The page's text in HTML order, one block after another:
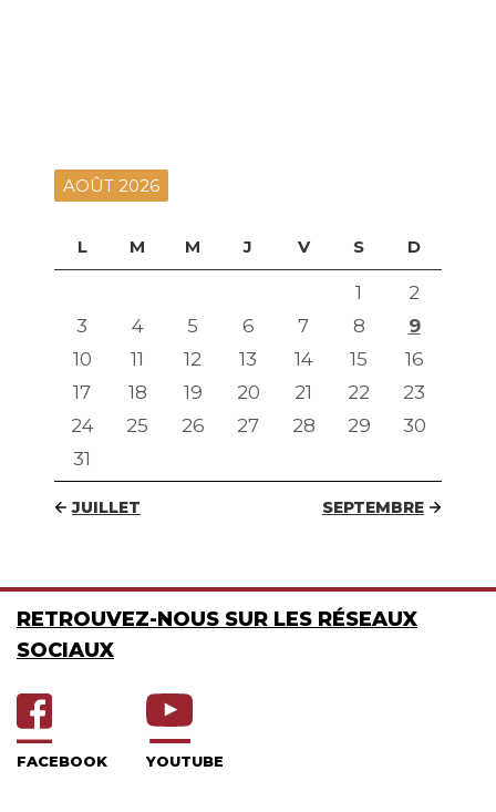
AOÛT 2026
L M M J V S D
1
2
3
4 5 6 7 8
9
10
11 12 13 14 15
16
17
18 19 20 21 22
23
24
25 26 27 28 29
30
31
JUILLET SEPTEMBRE
RETROUVEZ-NOUS SUR LES RÉSEAUX
SOCIAUX
FACEBOOK YOUTUBE